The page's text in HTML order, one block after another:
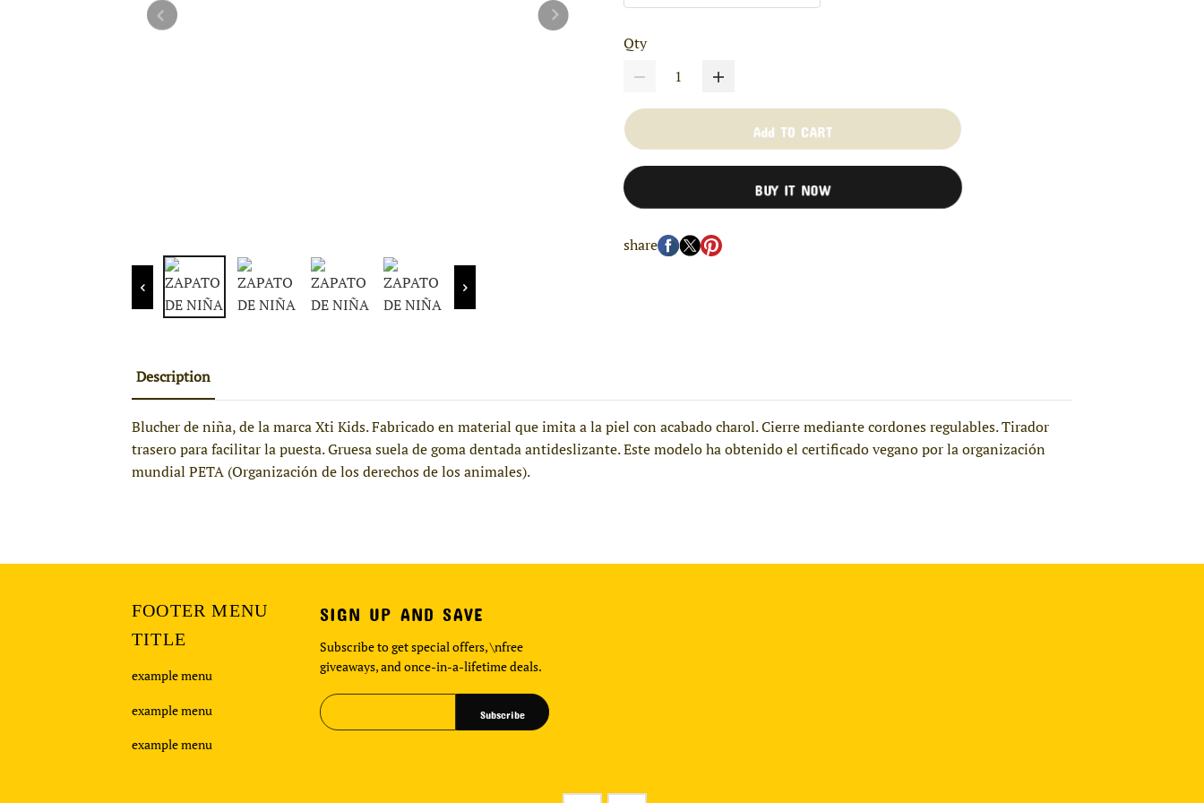
Qty
Add TO CART
BUY IT NOW
share
Description
Blucher de niña, de la marca Xti Kids. Fabricado en material que imita a la piel con acabado charol. Cierre mediante cordones regulables. Tirador
trasero para facilitar la puesta. Gruesa suela de goma dentada antideslizante. Este modelo ha obtenido el certificado vegano por la organización
mundial PETA (Organización de los derechos de los animales).
FOOTER MENU
TITLE
example menu
example menu
example menu
SIGN UP AND SAVE
Subscribe to get special offers, \nfree
giveaways, and once-in-a-lifetime deals.
Subscribe